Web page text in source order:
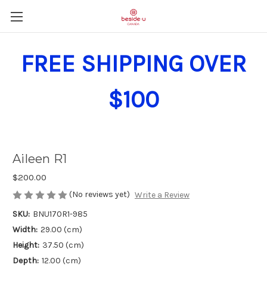
FREE SHIPPING OVER
$100
Aileen R1
$200.00
(No reviews yet) Write a Review
SKU: BNU170R1-985
Width: 29.00 (cm)
Height: 37.50 (cm)
Depth: 12.00 (cm)